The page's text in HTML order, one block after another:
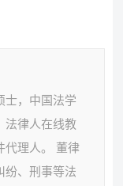
士，中国法学
法律人在线教
代理人。 董律
纷、刑事等法